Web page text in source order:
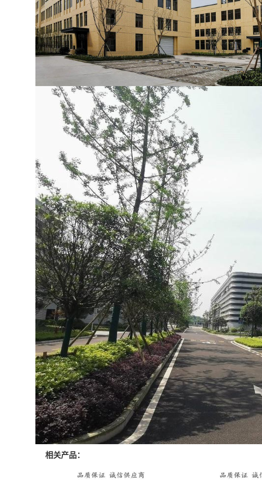
相关产品：